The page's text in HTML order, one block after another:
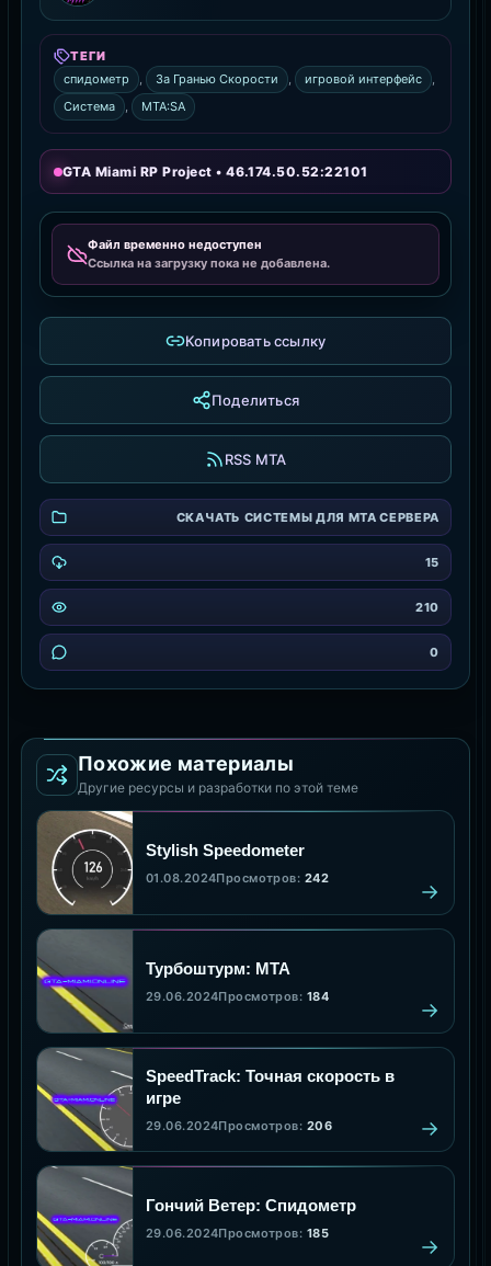
ТЕГИ
спидометр
, За Гранью Скорости , игровой интерфейс
,
Система
, MTA:SA
GTA Miami RP Project • 46.174.50.52:22101
Файл временно недоступен
Ссылка на загрузку пока не добавлена.
Копировать ссылку
Поделиться
RSS MTA
СКАЧАТЬ СИСТЕМЫ ДЛЯ MTA СЕРВЕРА
15
210
0
Похожие материалы
Другие ресурсы и разработки по этой теме
Stylish Speedometer
01.08.2024Просмотров: 242
Турбоштурм: MTA
29.06.2024Просмотров: 184
SpeedTrack: Точная скорость в
игре
29.06.2024Просмотров: 206
Гончий Ветер: Спидометр
29.06.2024Просмотров: 185